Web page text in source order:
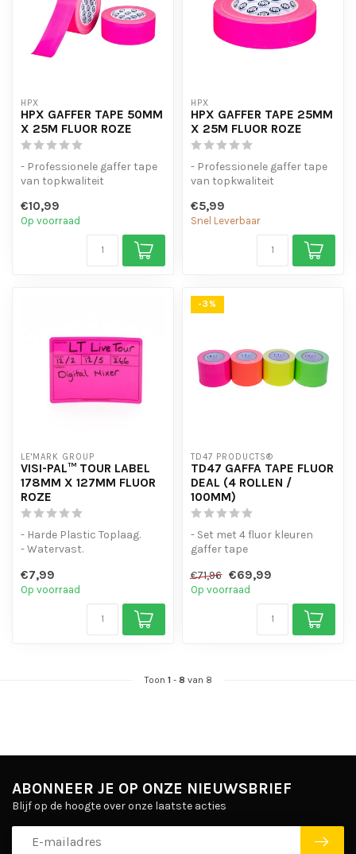
HPX
HPX GAFFER TAPE 50MM
X 25M FLUOR ROZE
- Professionele gaffer tape
van topkwaliteit
makkelijk...
€10,99
Op voorraad
HPX
HPX GAFFER TAPE 25MM
X 25M FLUOR ROZE
- Professionele gaffer tape
van topkwaliteit
makkelijk...
€5,99
Snel Leverbaar
LE'MARK GROUP
VISI-PAL™ TOUR LABEL
178MM X 127MM FLUOR
ROZE
- Harde Plastic Toplaag.
- Watervast.
- Fluor kleur om extr...
€7,99
Op voorraad
-3%
TD47 PRODUCTS®
TD47 GAFFA TAPE FLUOR
DEAL (4 ROLLEN /
100MM)
- Set met 4 fluor kleuren
gaffer tape
(UV)
- Hand ...
€71,96 €69,99
Op voorraad
Toon 1- 8 van 8
ABONNEER JE OP ONZE NIEUWSBRIEF
Blijf op de hoogte over onze laatste acties